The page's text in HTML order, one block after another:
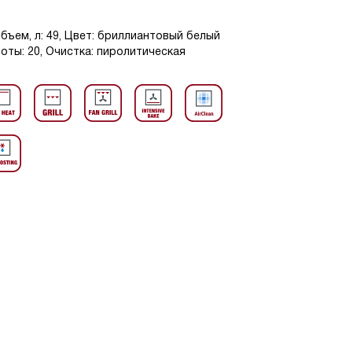
л: 49, Цвет: бриллиантовый белый
20, Очистка: пиролитическая